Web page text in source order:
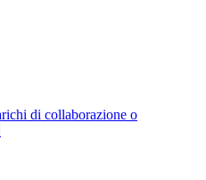
di collaborazione o